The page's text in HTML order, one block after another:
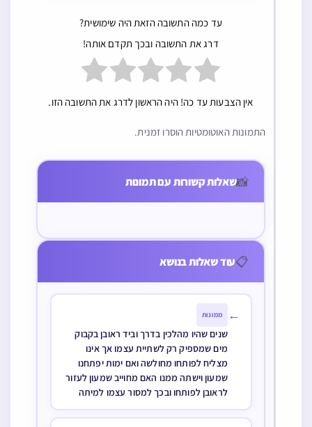
עד כמה התשובה הזאת היה שימושית?
דרג את התשובה ובכך תקדם אותה!
אין הצבעות עד כה! היה הראשון לדרג את התשובה הזו.
התמונות האוטומטיות הוסרו זמנית.
📸שאלות קשורות עם תמונות
רוצח שיודע
בעצמו או שמודה
מי שקיבל על
עצמו לומר פרקי
על עצמו
קדשנו במקום
בורא פרי הגפן
ותיקן עצמו תוך
כדי דיבור וסיים
בורא פרי הגפן
עבה או נוזלי
לגמרי חשיב
קודם ברכת המזון
📋עוד שאלות בנושא
← ממונות
שנים שהיו מהלכין בדרך וביד ראובן בקבוק
מים שמספיק רק לשתיית עצמו אך אינו
מצליח לפותחו מחולשה ואם ימות יפתחנו
שמעון וישתה ממנו האם מחוייב שמעון לעזור
לראובן לפותחו ובכך למסור עצמו למיתה